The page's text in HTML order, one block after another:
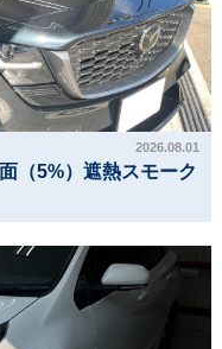
2026.08.01
（5%）遮熱スモーク